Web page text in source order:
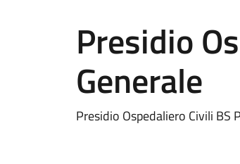
Presidio
Generale
Presidio Ospedaliero Civili BS